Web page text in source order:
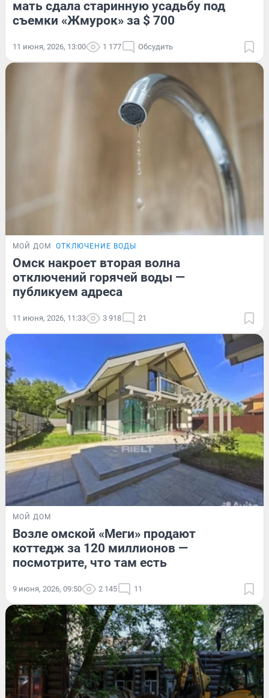
мать сдала старинную усадьбу под
съемки «Жмурок» за $ 700
11 июня, 2026, 13:00 1 177 Обсудить
МОЙ ДОМ ОТКЛЮЧЕНИЕ ВОДЫ
Омск накроет вторая волна
отключений горячей воды —
публикуем адреса
11 июня, 2026, 11:33 3 918 21
МОЙ ДОМ
Возле омской «Меги» продают
коттедж за 120 миллионов —
посмотрите, что там есть
9 июня, 2026, 09:50 2 145 11